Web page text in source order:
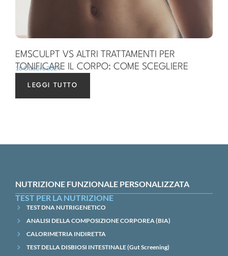
EMSCULPT VS ALTRI TRATTAMENTI PER
TONIFICARE IL CORPO: COME SCEGLIERE
18 Ottobre 2024
LEGGI TUTTO
NUTRIZIONE FUNZIONALE PERSONALIZZATA
TEST PER LA NUTRIZIONE
TEST DNA NUTRIGENETICO
ANALISI DELLA COMPOSIZIONE CORPOREA (BIA)
CALORIMETRIA INDIRETTA
TEST DELLA DISBIOSI INTESTINALE (Gut Screening)